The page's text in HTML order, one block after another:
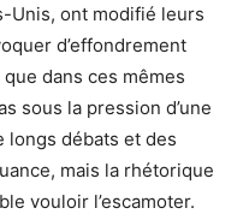
Unis, ont modifié leurs
d’effondrement
dans ces mêmes
sous la pression d’une
longs débats et des
mais la rhétorique
vouloir l’escamoter.